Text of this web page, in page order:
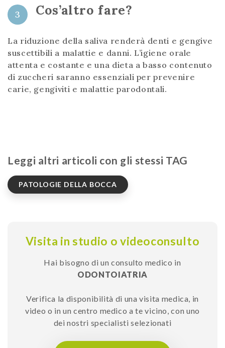
3 Cos’altro fare?
La riduzione della saliva renderà denti e gengive
suscettibili a malattie e danni. L’igiene orale
attenta e costante e una dieta a basso contenuto
di zuccheri saranno essenziali per prevenire
carie, gengiviti e malattie parodontali.
Leggi altri articoli con gli stessi TAG
PATOLOGIE DELLA BOCCA
Visita in studio o videoconsulto
Hai bisogno di un consulto medico in
ODONTOIATRIA
Verifica la disponibilità di una visita medica, in
video o in un centro medico a te vicino, con uno
dei nostri specialisti selezionati